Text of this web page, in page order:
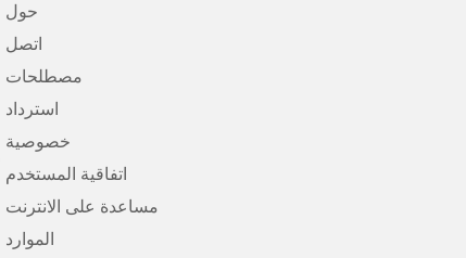
حول
اتصل
مصطلحات
استرداد
خصوصية
اتفاقية المستخدم
مساعدة على الانترنت
الموارد